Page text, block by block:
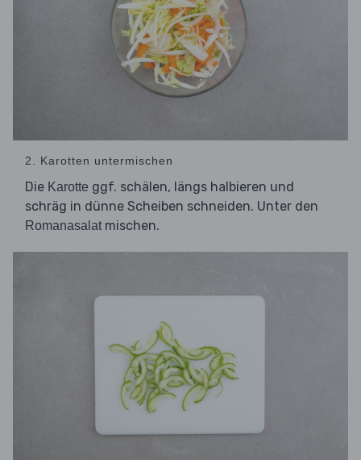
2. Karotten untermischen
Die Karotte ggf. schälen, längs halbieren und
schräg in dünne Scheiben schneiden. Unter den
Romanasalatmischen.